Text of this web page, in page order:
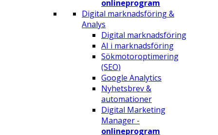
onlineprogram
Digital marknadsföring &
Analys
Digital marknadsföring
AI i marknadsföring
Sökmotoroptimering
(SEO)
Google Analytics
Nyhetsbrev &
automationer
Digital Marketing
Manager -
onlineprogram